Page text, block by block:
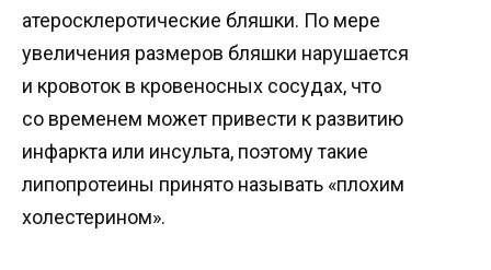
атеросклеротические бляшки. По мере
увеличения размеров бляшки нарушается
и кровоток в кровеносных сосудах, что
со временем может привести к развитию
инфаркта или инсульта, поэтому такие
липопротеины принято называть «плохим
холестерином».